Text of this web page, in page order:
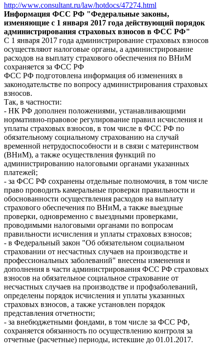
http://www.consultant.ru/law/hotdocs/47274.html
Информация ФСС РФ "Федеральные законы,
изменяющие с 1 января 2017 года действующий порядок
администрирования страховых взносов в ФСС РФ"
С 1 января 2017 года администрирование страховых взносов
осуществляют налоговые органы, а администрирование
расходов на выплату страхового обеспечения по ВНиМ
сохраняется за ФСС РФ
ФСС РФ подготовлена информация об изменениях в
законодательстве по вопросу администрирования страховых
взносов.
Так, в частности:
- НК РФ дополнен положениями, устанавливающими
нормативно-правовое регулирование правил исчисления и
уплаты страховых взносов, в том числе в ФСС РФ по
обязательному социальному страхованию на случай
временной нетрудоспособности и в связи с материнством
(ВНиМ), а также осуществления функций по
администрированию налоговыми органами указанных
платежей;
- за ФСС РФ сохранены отдельные полномочия, в том числе
право проводить камеральные проверки правильности и
обоснованности осуществления расходов на выплату
страхового обеспечения по ВНиМ, а также выездные
проверки, одновременно с выездными проверками,
проводимыми налоговыми органами по вопросам
правильности исчисления и уплаты страховых взносов;
- в Федеральный закон "Об обязательном социальном
страховании от несчастных случаев на производстве и
профессиональных заболеваний" внесены изменения и
дополнения в части администрирования ФСС РФ страховых
взносов на обязательное социальное страхование от
несчастных случаев на производстве и профзаболеваний,
определены порядок исчисления и уплаты указанных
страховых взносов, а также установлен порядок
представления отчетности;
- за внебюджетными фондами, в том числе за ФСС РФ,
сохраняется обязанность по осуществлению контроля за
отчетные (расчетные) периоды, истекшие до 01.01.2017.